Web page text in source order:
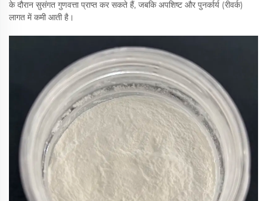
के दौरान सुसंगत गुणवत्ता प्राप्त कर सकते हैं, जबकि अपशिष्ट और पुनर्कार्य (रीवर्क)
लागत में कमी आती है।